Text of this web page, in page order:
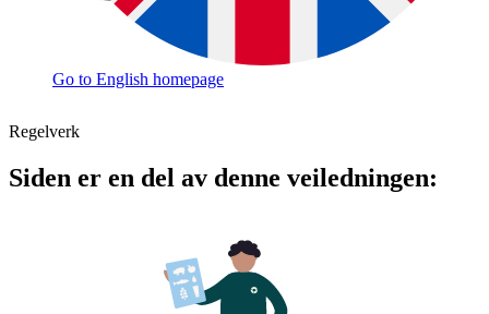
Go to English homepage
Regelverk
Siden er en del av denne veiledningen: